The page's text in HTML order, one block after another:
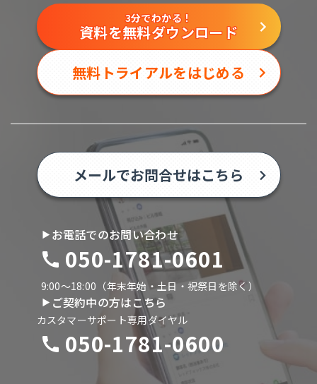
3分でわかる！
資料を無料ダウンロード
無料トライアルをはじめる
メールでお問合せはこちら
お電話でのお問い合わせ
050-1781-0601
9:00〜18:00（年末年始・土日・祝祭日を除く）
ご契約中の方はこちら
カスタマーサポート専用ダイヤル
050-1781-0600